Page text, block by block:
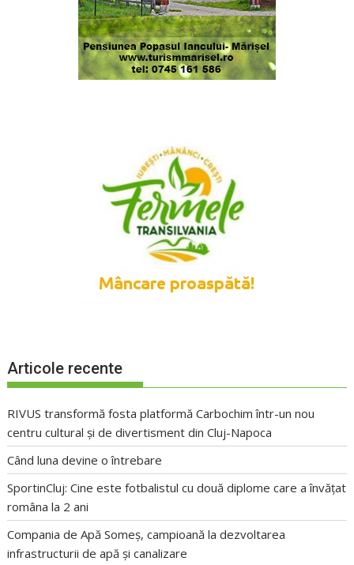
Articole recente
RIVUS transformă fosta platformă Carbochim într-un nou
centru cultural și de divertisment din Cluj-Napoca
Când luna devine o întrebare
SportinCluj: Cine este fotbalistul cu două diplome care a învățat
româna la 2 ani
Compania de Apă Someș, campioană la dezvoltarea
infrastructurii de apă și canalizare